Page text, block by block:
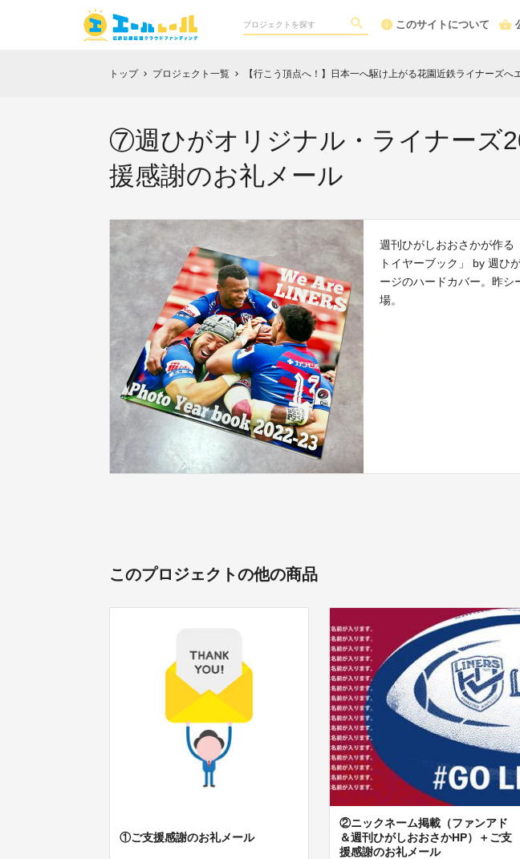
このサイトについて
トップ chevron_right プロジェクト一覧 chevron_right 【行こう頂点へ！】日本一へ駆け上がる花園近鉄ライナーズ
⑦週ひがオリジナル・ライナーズ
援感謝のお礼メール
週刊ひがしおおさかが作る
トイヤーブック」 by 週ひ
ージのハードカバー。昨シ
場。
このプロジェクトの他の商品
①ご支援感謝のお礼メール
②ニックネーム掲載（ファンアド
＆週刊ひがしおおさかHP）＋ご支
援感謝のお礼メール